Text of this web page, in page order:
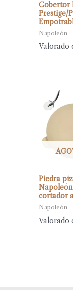
Cobertor
Prestige/
Napoleón
Valorado
Piedra
cortador
Napoleón
Valorado